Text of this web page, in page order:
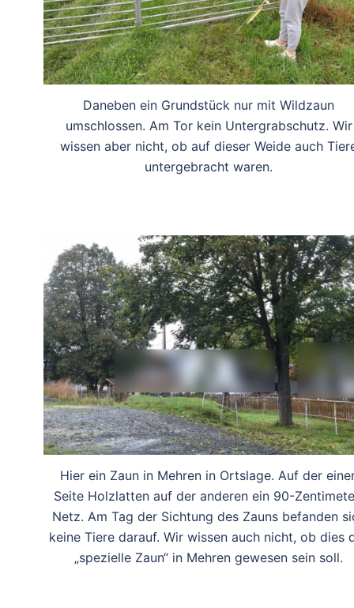
Daneben ein Grundstück nur mit Wildzaun
umschlossen. Am Tor kein Untergrabschutz. Wir
wissen aber nicht, ob auf dieser Weide auch
untergebracht waren.
Hier ein Zaun in Mehren in Ortslage. Auf der
Seite Holzlatten auf der anderen ein 90-
Netz. Am Tag der Sichtung des Zauns befanden
keine Tiere darauf. Wir wissen auch nicht, ob dies
„spezielle Zaun“ in Mehren gewesen sein soll.